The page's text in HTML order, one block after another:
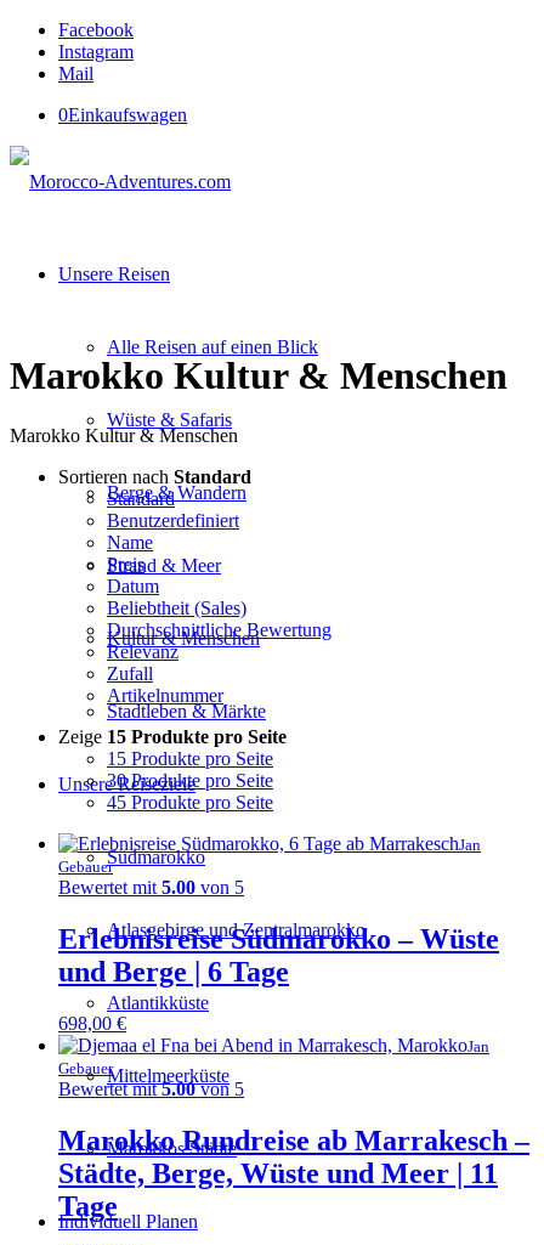
Facebook
Instagram
Mail
0Einkaufswagen
Unsere Reisen
Alle Reisen auf einen Blick
Wüste & Safaris
Berge & Wandern
Strand & Meer
Kultur & Menschen
Stadtleben & Märkte
Unsere Reiseziele
Südmarokko
Atlasgebirge und Zentralmarokko
Atlantikküste
Mittelmeerküste
Marokkos Städte
Individuell Planen
Marokko Kultur & Menschen
Marokko Kultur & Menschen
Sortieren nach Standard
Standard
Benutzerdefiniert
Name
Preis
Datum
Beliebtheit (Sales)
Durchschnittliche Bewertung
Relevanz
Zufall
Artikelnummer
Zeige 15 Produkte pro Seite
15 Produkte pro Seite
30 Produkte pro Seite
45 Produkte pro Seite
Jan
Gebauer
Bewertet mit 5.00 von 5
Erlebnisreise Südmarokko – Wüste
und Berge | 6 Tage
698,00 €
Jan
Gebauer
Bewertet mit5.00von 5
Marokko Rundreise ab Marrakesch –
Städte, Berge, Wüste und Meer | 11
Tage